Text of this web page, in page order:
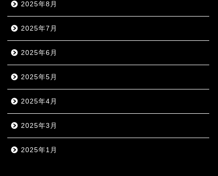
2025年8月
2025年7月
2025年6月
2025年5月
2025年4月
2025年3月
2025年1月